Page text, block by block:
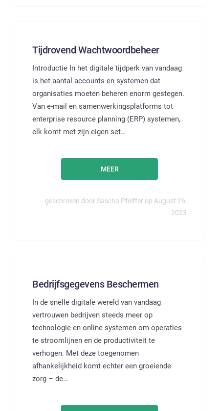
Tijdrovend Wachtwoordbeheer
Introductie In het digitale tijdperk van vandaag
is het aantal accounts en systemen dat
organisaties moeten beheren enorm gestegen.
Van e-mail en samenwerkingsplatforms tot
enterprise resource planning (ERP) systemen,
elk komt met zijn eigen set…
MEER
geschreven door Sascha Pfeiffer op August 26,
2023
Bedrijfsgegevens Beschermen
In de snelle digitale wereld van vandaag
vertrouwen bedrijven steeds meer op
technologie en online systemen om operaties
te stroomlijnen en de productiviteit te
verhogen. Met deze toegenomen
afhankelijkheid komt echter een groeiende
zorg – de…